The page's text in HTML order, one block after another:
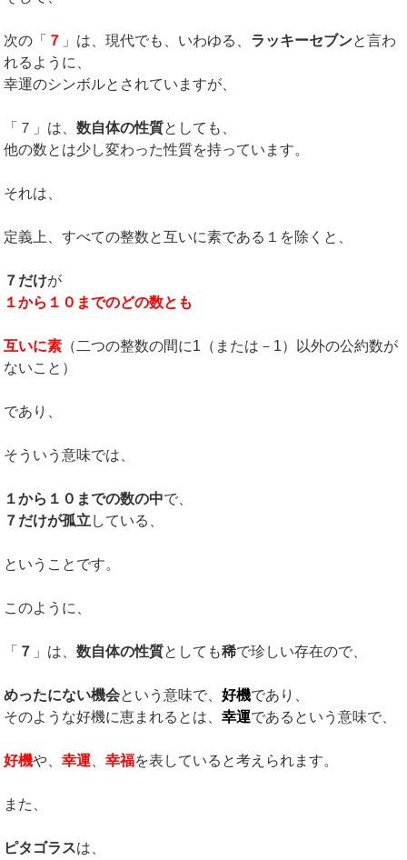
次の「 ７ 」は、現代でも、いわゆる、 ラッキーセブンと言わ
れるように、
幸運のシンボルとされていますが、
「７」は、数自体の性質としても、
他の数とは少し変わった性質を持っています。
それは、
定義上、すべての整数と互いに素である１を除くと、
７だけが
１から１０までのどの数とも
互いに素 （二つの整数の間に1（または－1）以外の公約数が
ないこと）
であり、
そういう意味では、
１から１０までの数の中で、
７だけが孤立 している、
ということです。
このように、
「 ７ 」は、数自体の性質としても稀で珍しい存在ので、
めったにない機会という意味で、好機であり、
そのような好機に恵まれるとは、幸運であるという意味で、
好機や、幸運 、幸福を表していると考えられます。
また、
ピタゴラスは、